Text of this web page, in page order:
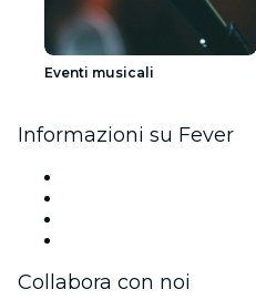
Eventi musicali
Informazioni su Fever
Collabora con noi